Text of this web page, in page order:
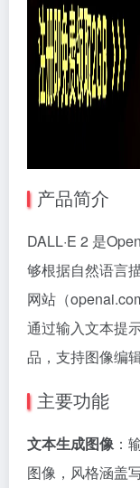
产品简介
DALL·E 2 是
够根据自然语言
网站（
通过输入文本提
品，支持图像编
主要功能
文本生成图像：
图像，风格涵盖